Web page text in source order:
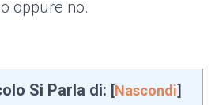
oppure no.
Si Parla di: [Nascondi]